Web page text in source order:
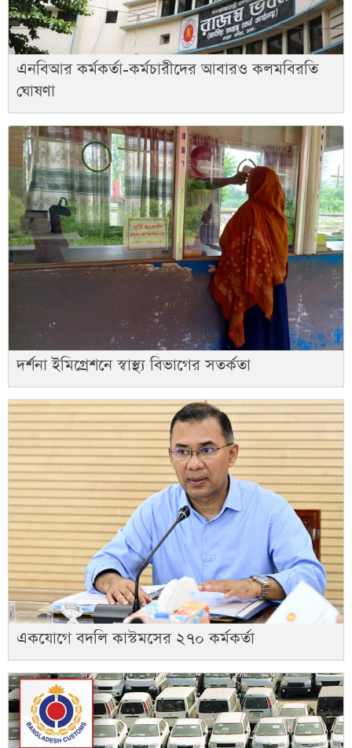
এনবিআর কর্মকর্তা-কর্মচারীদের আবারও কলমবিরতি
ঘোষণা
দর্শনা ইমিগ্রেশনে স্বাস্থ্য বিভাগের সতর্কতা
একযোগে বদলি কাস্টমসের ২৭০ কর্মকর্তা